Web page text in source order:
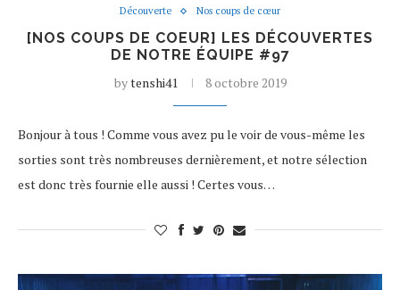
Découverte Nos coups de cœur
[NOS COUPS DE COEUR] LES DÉCOUVERTES
DE NOTRE ÉQUIPE #97
bytenshi41 8 octobre 2019
Bonjour à tous ! Comme vous avez pu le voir de vous-même les
sorties sont très nombreuses dernièrement, et notre sélection
est donc très fournie elle aussi ! Certes vous…